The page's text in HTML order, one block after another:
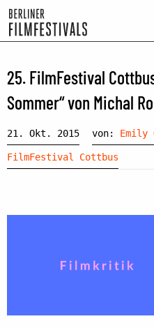
25. FilmFestival
Sommer“ von Michal
21. Okt. 2015 von: Emily
FilmFestival Cottbus